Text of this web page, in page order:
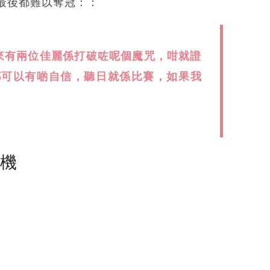
都難以奪冠：：
兩位佳麗係打破咗呢個魔咒，咁就證
以有啲自信，聽日就係比賽，如果我